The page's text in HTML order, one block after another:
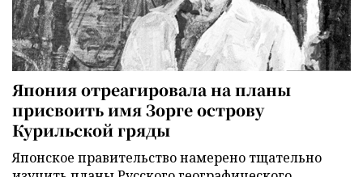
Япония отреагировала на планы
присвоить имя Зорге острову
Курильской гряды
Японское правительство намерено тщательно